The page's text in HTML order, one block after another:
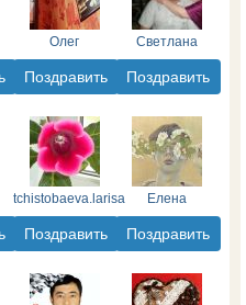
Олег
Поздравить
Светлана
Поздравить
tchistobaeva.larisa
Поздравить
Елена
Поздравить